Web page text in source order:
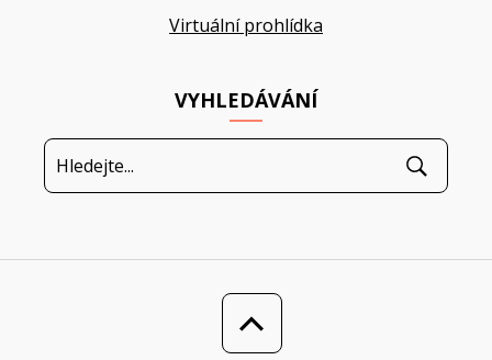
Virtuální prohlídka
VYHLEDÁVÁNÍ